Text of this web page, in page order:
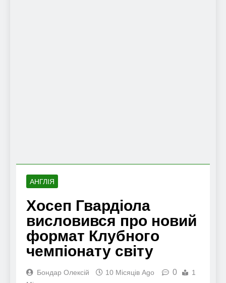
АНГЛІЯ
Хосеп Гвардіола
висловився про новий
формат Клубного
чемпіонату світу
Бондар Олексій 10 Місяців Ago 0
1